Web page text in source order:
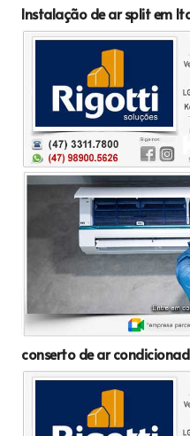
Instalação de ar split em
conserto de ar